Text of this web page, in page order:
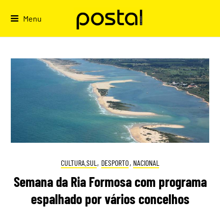
Menu
CULTURA.SUL , DESPORTO, NACIONAL
Semana da Ria Formosa com programa
espalhado por vários concelhos